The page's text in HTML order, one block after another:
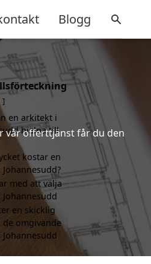
Blogg
vår offerttjänst får du den
en arkitekt i
hjälpa till
kostar en
med att välja
en skicklig
omgivande